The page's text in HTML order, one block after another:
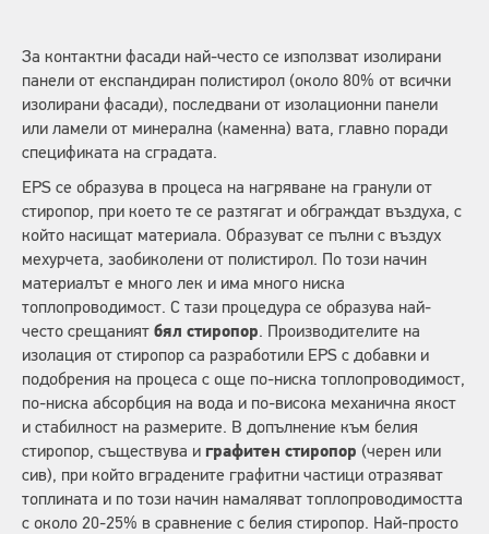
За контактни фасади най-често се използват изолирани
панели от експандиран полистирол (около 80% от всички
изолирани фасади), последвани от изолационни панели
или ламели от минерална (каменна) вата, главно поради
спецификата на сградата.
EPS се образува в процеса на нагряване на гранули от
стиропор, при което те се разтягат и обграждат въздуха, с
който насищат материала. Образуват се пълни с въздух
мехурчета, заобиколени от полистирол. По този начин
материалът е много лек и има много ниска
топлопроводимост. С тази процедура се образува най-
често срещаният бял стиропор. Производителите на
изолация от стиропор са разработили EPS с добавки и
подобрения на процеса с още по-ниска топлопроводимост,
по-ниска абсорбция на вода и по-висока механична якост
и стабилност на размерите. В допълнение към белия
стиропор, съществува и графитен стиропор (черен или
сив), при който вградените графитни частици отразяват
топлината и по този начин намаляват топлопроводимостта
с около 20-25% в сравнение с белия стиропор. Най-просто